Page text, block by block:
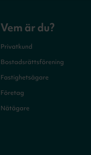
Vem är du?
Privatkund
Bostadsrättsförening
Fastighetsägare
Företag
Nätägare